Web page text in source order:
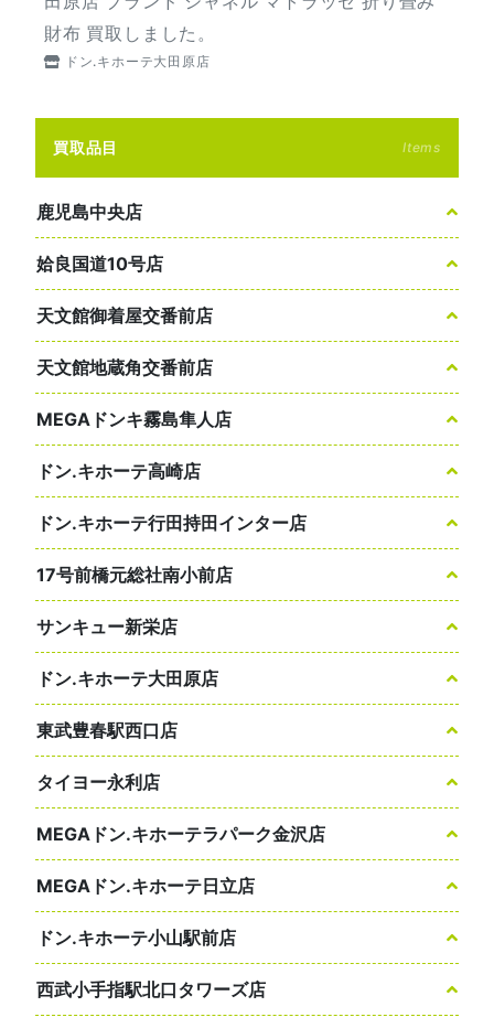
財布 買取しました。
ドン.キホーテ大田原店
買取品目 Items
鹿児島中央店
姶良国道10号店
天文館御着屋交番前店
天文館地蔵角交番前店
MEGAドンキ霧島隼人店
ドン.キホーテ高崎店
ドン.キホーテ行田持田インター店
17号前橋元総社南小前店
サンキュー新栄店
ドン.キホーテ大田原店
東武豊春駅西口店
タイヨー永利店
MEGAドン.キホーテラパーク金沢店
MEGAドン.キホーテ日立店
ドン.キホーテ小山駅前店
西武小手指駅北口タワーズ店